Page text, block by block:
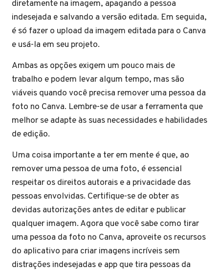
diretamente na imagem, apagando a pessoa
indesejada e salvando a versão editada. Em seguida,
é só fazer o upload da imagem editada para o Canva
e usá-la em seu projeto.
Ambas as opções exigem um pouco mais de
trabalho e podem levar algum tempo, mas são
viáveis quando você precisa remover uma pessoa da
foto no Canva. Lembre-se de usar a ferramenta que
melhor se adapte às suas necessidades e habilidades
de edição.
Uma coisa importante a ter em mente é que, ao
remover uma pessoa de uma foto, é essencial
respeitar os direitos autorais e a privacidade das
pessoas envolvidas. Certifique-se de obter as
devidas autorizações antes de editar e publicar
qualquer imagem. Agora que você sabe como tirar
uma pessoa da foto no Canva, aproveite os recursos
do aplicativo para criar imagens incríveis sem
distrações indesejadas e app que tira pessoas da